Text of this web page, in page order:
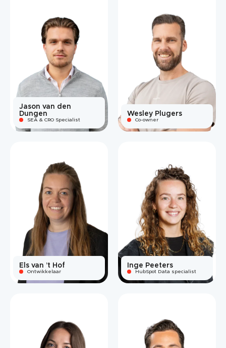
Jason van den
Dungen
SEA & CRO Specialist
Wesley Plugers
Co-owner
Els van ’t Hof
Ontwikkelaar
Inge Peeters
HubSpot Data specialist